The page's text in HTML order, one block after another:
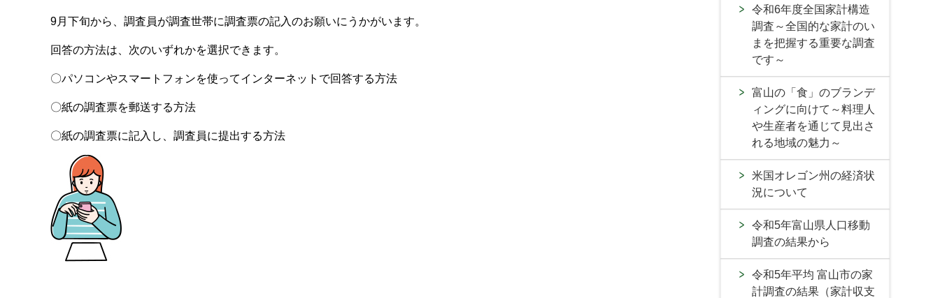
9月下旬から、調査員が調査世帯に調査票の記入のお願いにうかがいます。
回答の方法は、次のいずれかを選択できます。
〇パソコンやスマートフォンを使ってインターネットで回答する方法
〇紙の調査票を郵送する方法
〇紙の調査票に記入し、調査員に提出する方法
令和6年度全国家計構造
調査～全国的な家計のい
まを把握する重要な調査
です～
富山の「食」のブランデ
ィングに向けて～料理人
や生産者を通じて見出さ
れる地域の魅力～
米国オレゴン州の経済状
況について
令和5年富山県人口移動
調査の結果から
令和5年平均 富山市の家
計調査の結果（家計収支